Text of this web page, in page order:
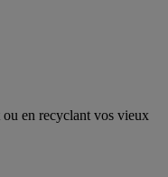
en recyclant vos vieux